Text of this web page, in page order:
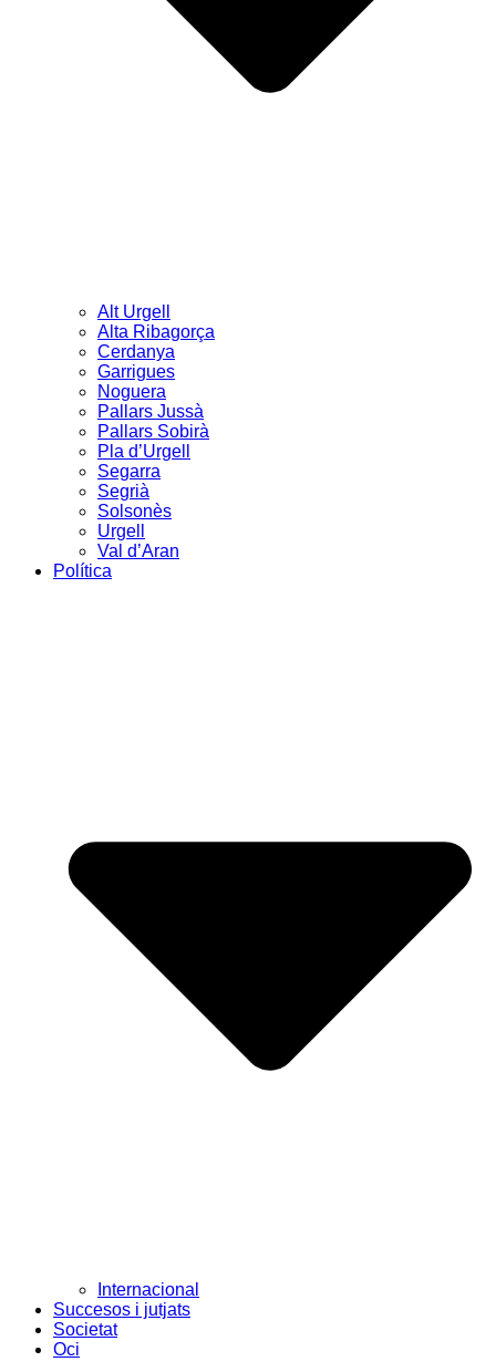
Alt Urgell
Alta Ribagorça
Cerdanya
Garrigues
Noguera
Pallars Jussà
Pallars Sobirà
Pla d’Urgell
Segarra
Segrià
Solsonès
Urgell
Val d’Aran
Política
Internacional
Succesos i jutjats
Societat
Oci